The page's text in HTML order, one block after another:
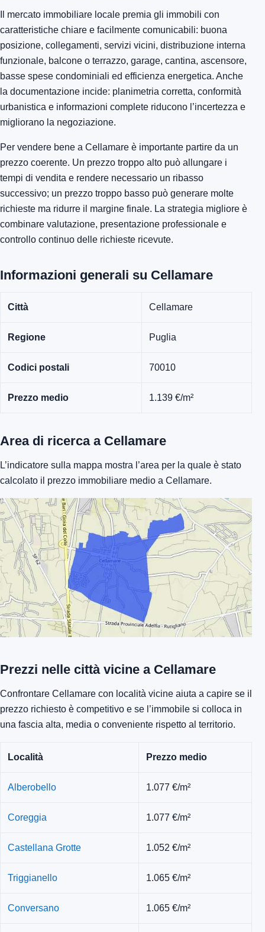
Il mercato immobiliare locale premia gli immobili con
caratteristiche chiare e facilmente comunicabili: buona
posizione, collegamenti, servizi vicini, distribuzione interna
funzionale, balcone o terrazzo, garage, cantina, ascensore,
basse spese condominiali ed efficienza energetica. Anche
la documentazione incide: planimetria corretta, conformità
urbanistica e informazioni complete riducono l’incertezza e
migliorano la negoziazione.
Per vendere bene a Cellamare è importante partire da un
prezzo coerente. Un prezzo troppo alto può allungare i
tempi di vendita e rendere necessario un ribasso
successivo; un prezzo troppo basso può generare molte
richieste ma ridurre il margine finale. La strategia migliore è
combinare valutazione, presentazione professionale e
controllo continuo delle richieste ricevute.
Informazioni generali su Cellamare
Città Cellamare
Regione Puglia
Codici postali 70010
Prezzo medio 1.139 €/m²
Area di ricerca a Cellamare
L’indicatore sulla mappa mostra l’area per la quale è stato
calcolato il prezzo immobiliare medio a Cellamare.
Prezzi nelle città vicine a Cellamare
Confrontare Cellamare con località vicine aiuta a capire se il
prezzo richiesto è competitivo e se l’immobile si colloca in
una fascia alta, media o conveniente rispetto al territorio.
Località Prezzo medio
Alberobello 1.077 €/m²
Coreggia 1.077 €/m²
Castellana Grotte 1.052 €/m²
Triggianello 1.065 €/m²
Conversano 1.065 €/m²